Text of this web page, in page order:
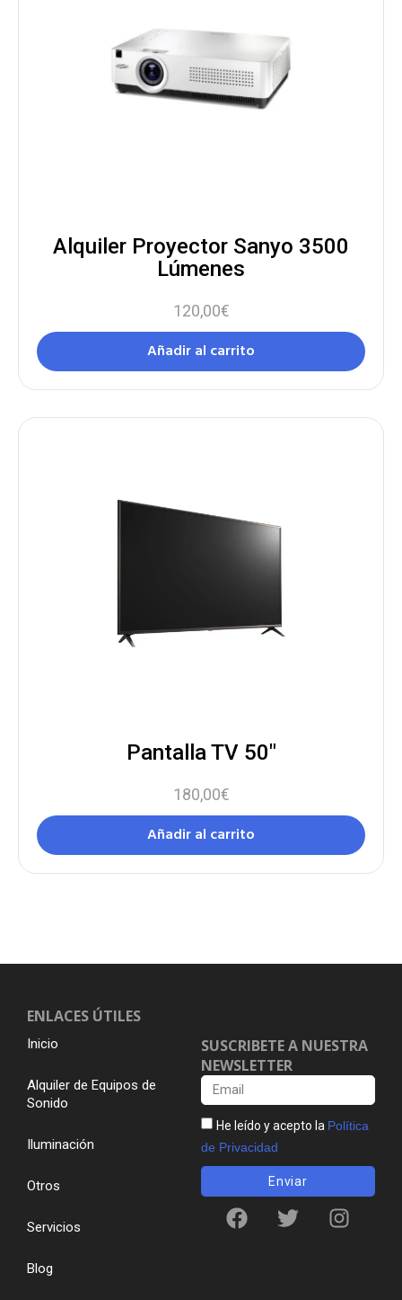
Alquiler Proyector Sanyo 3500
Lúmenes
120,00€
Añadir al carrito
Pantalla TV 50"
180,00€
Añadir al carrito
ENLACES ÚTILES
Inicio
Alquiler de Equipos de
Sonido
Iluminación
Otros
Servicios
Blog
SUSCRIBETE A NUESTRA
NEWSLETTER
He leído y acepto la Política
de Privacidad
Enviar